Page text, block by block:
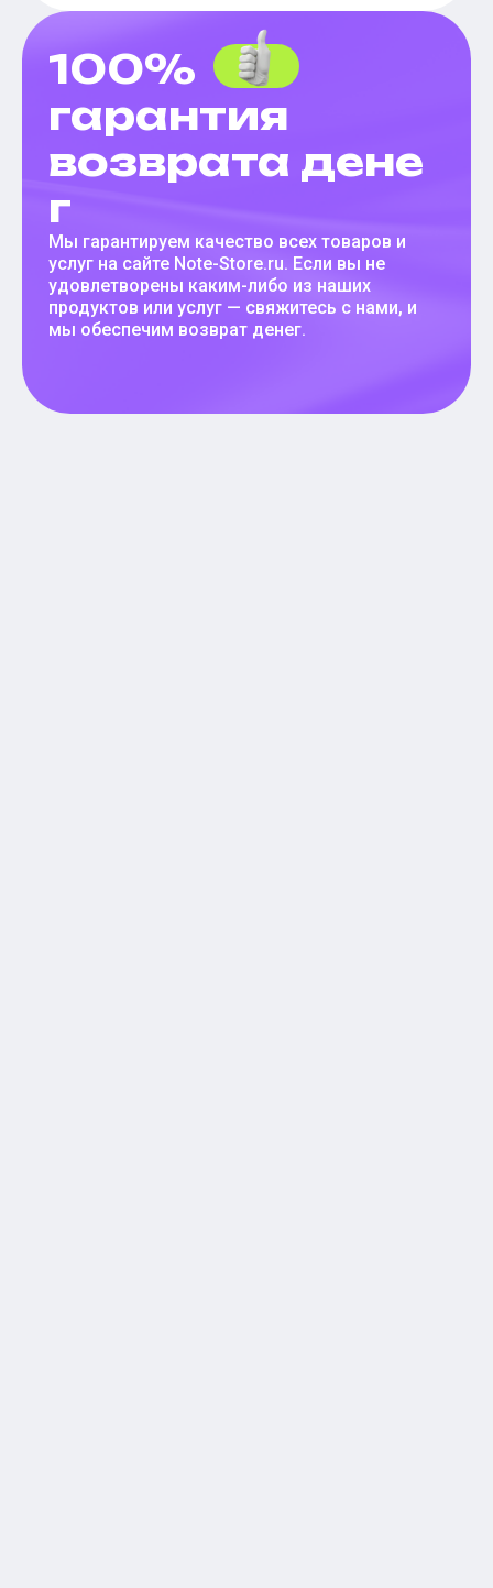
100%
гарантия
возврата дене
г
Мы гарантируем качество всех товаров и
услуг на сайте Note-Store.ru. Если вы не
удовлетворены каким-либо из наших
продуктов или услуг — свяжитесь с нами, и
мы обеспечим возврат денег.